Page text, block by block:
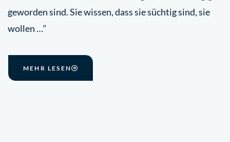
geworden sind. Sie wissen, dass sie süchtig sind, sie
wollen …“
MEHR LESEN